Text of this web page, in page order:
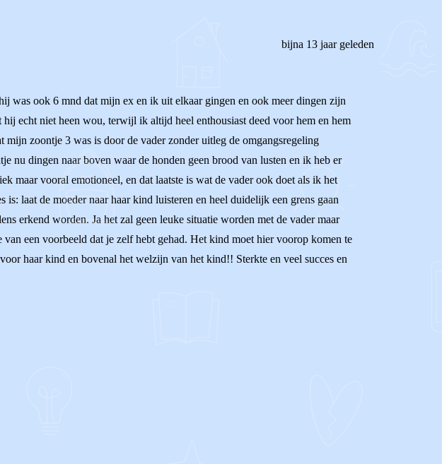
bijna 13 jaar geleden
was ook 6 mnd dat mijn ex en ik uit elkaar gingen en ook meer dingen zijn
echt niet heen wou, terwijl ik altijd heel enthousiast deed voor hem en hem
zoontje 3 was is door de vader zonder uitleg de omgangsregeling
nu dingen naar boven waar de honden geen brood van lusten en ik heb er
maar vooral emotioneel, en dat laatste is wat de vader ook doet als ik het
laat de moeder naar haar kind luisteren en heel duidelijk een grens gaan
erkend worden. Ja het zal geen leuke situatie worden met de vader maar
een voorbeeld dat je zelf hebt gehad. Het kind moet hier voorop komen te
haar kind en bovenal het welzijn van het kind!! Sterkte en veel succes en